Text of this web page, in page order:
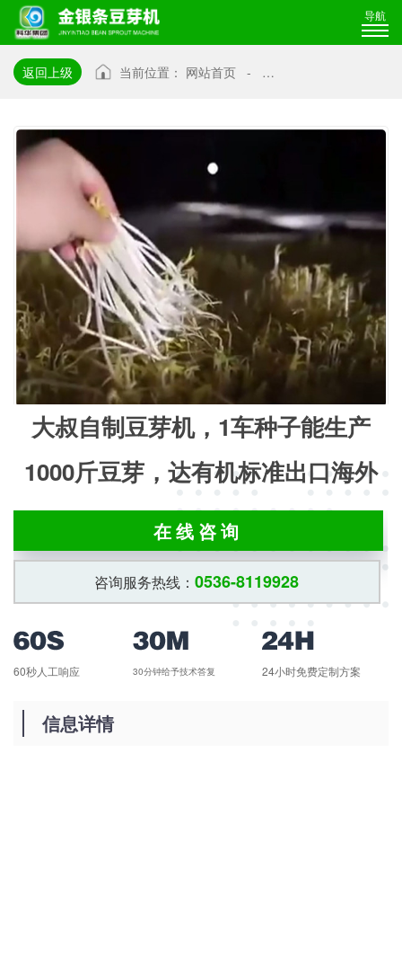
导航
返回上级 当前位置： 网站首页 - 大叔自制豆芽机，1车种
大叔自制豆芽机，1车种子能生产
1000斤豆芽，达有机标准出口海外
在线咨询
咨询服务热线：0536-8119928
60秒人工响应 30分钟给予技术答复 24小时免费定制方案
信息详情